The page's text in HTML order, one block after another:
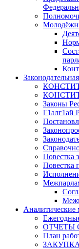
Законы
Г1алг1ай
Повестка
Повестка
Аналитические
ОТЧЕТЫ
План